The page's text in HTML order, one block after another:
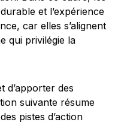
et l’expérience
car elles s’alignent
qui privilégie la
d’apporter des
suivante résume
pistes d’action